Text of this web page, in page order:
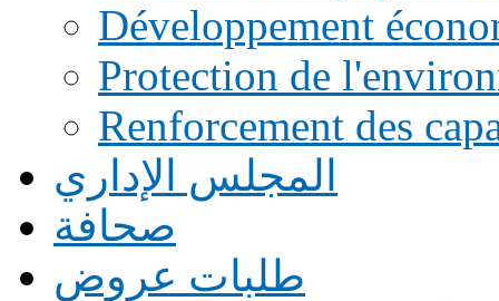
Développement
Protection de
Renforcement des
المجلس الإداري
صحافة
طلبات عروض